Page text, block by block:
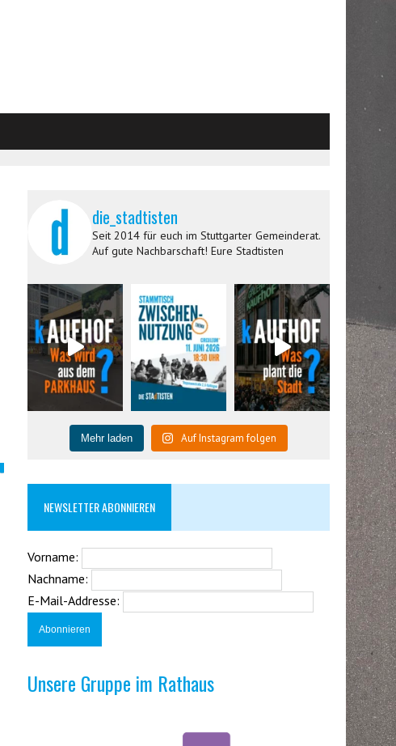
die_stadtisten
Seit 2014 für euch im Stuttgarter Gemeinderat.
Auf gute Nachbarschaft! Eure Stadtisten
Mehr laden Auf Instagram folgen
NEWSLETTER ABONNIEREN
Vorname:
Nachname:
E-Mail-Addresse:
Unsere Gruppe im Rathaus